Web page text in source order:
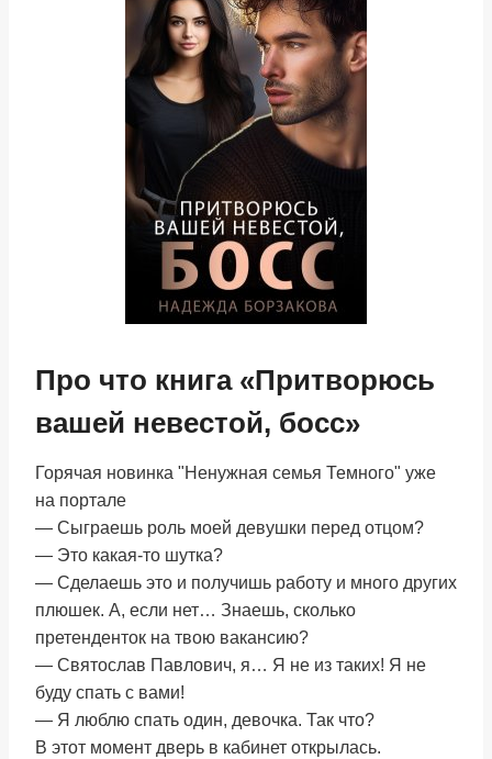
Про что книга «Притворюсь
вашей невестой, босс»
Горячая новинка "Ненужная семья Темного" уже
на портале
— Сыграешь роль моей девушки перед отцом?
— Это какая-то шутка?
— Сделаешь это и получишь работу и много других
плюшек. А, если нет… Знаешь, сколько
претенденток на твою вакансию?
— Святослав Павлович, я… Я не из таких! Я не
буду спать с вами!
— Я люблю спать один, девочка. Так что?
В этот момент дверь в кабинет открылась.